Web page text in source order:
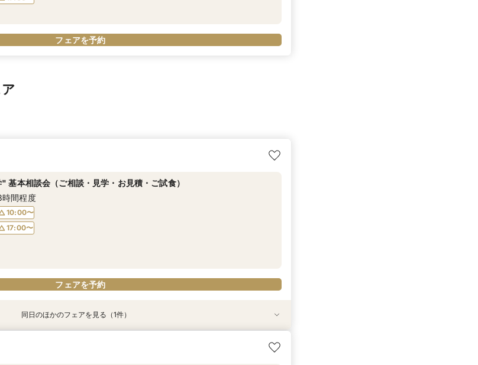
フェアを予約
基本相談会（ご相談・見学・お見積・ご試食）
時間程度
10:00〜
17:00〜
フェアを予約
様も一緒に見学大歓迎／*大切な家族と過ごす✴︎海を望むプライベート
同日のほかのフェアを見る（1件）